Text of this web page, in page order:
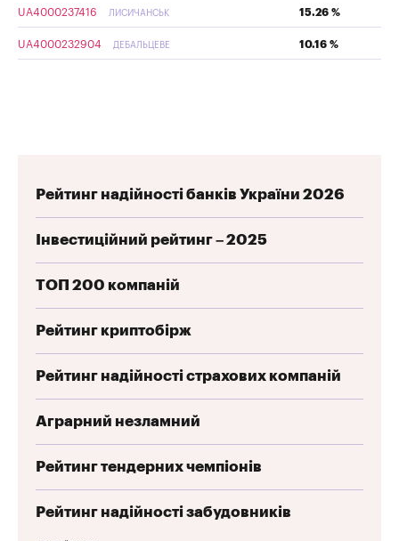
UA4000237416 ЛИСИЧАНСЬК 15.26 %
UA4000232904 ДЕБАЛЬЦЕВЕ 10.16 %
Рейтинг надійності банків України 2026
Інвестиційний рейтинг – 2025
ТОП 200 компаній
Рейтинг криптобірж
Рейтинг надійності страхових компаній
Аграрний незламний
Рейтинг тендерних чемпіонів
Рейтинг надійності забудовників